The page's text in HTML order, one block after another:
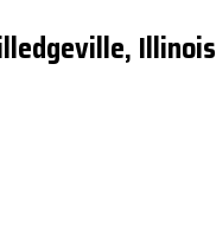
Illinois